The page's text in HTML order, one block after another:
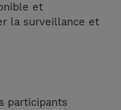
et
la surveillance et
participants